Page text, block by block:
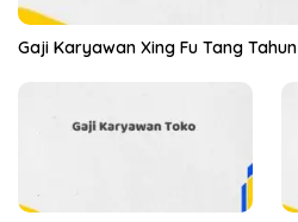
Gaji Karyawan Xing Fu Tang